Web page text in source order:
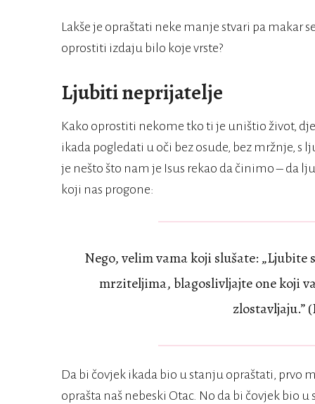
Lakše je opraštati neke manje stvari pa makar
oprostiti izdaju bilo koje vrste?
Ljubiti neprijatelje
Kako oprostiti nekome tko ti je uništio život,
ikada pogledati u oči bez osude, bez mržnje, s
je nešto što nam je Isus rekao da činimo – da
koji nas progone:
Nego, velim vama koji slušate:
mrziteljima, blagoslivljajte one koji
zlostavljaju.”
Da bi čovjek ikada bio u stanju opraštati, prvo
oprašta naš nebeski Otac. No da bi čovjek bio